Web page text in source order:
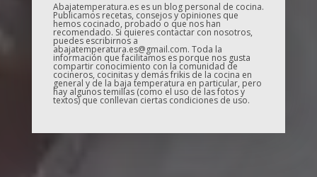
Abajatemperatura.es es un blog personal de cocina.
Publicamos recetas, consejos y opiniones que
hemos cocinado, probado o que nos han
recomendado. Si quieres contactar con nosotros,
puedes escribirnos a
abajatemperatura.es@gmail.com. Toda la
información que facilitamos es porque nos gusta
compartir conocimiento con la comunidad de
cocineros, cocinitas y demás frikis de la cocina en
general y de la baja temperatura en particular, pero
hay algunos temillas (como el uso de las fotos y
textos) que conllevan ciertas condiciones de uso.